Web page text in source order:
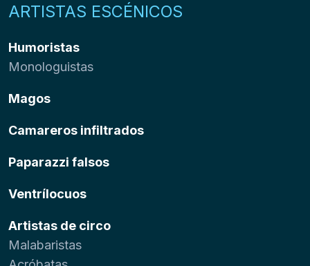
ARTISTAS ESCÉNICOS
Humoristas
Monologuistas
Magos
Camareros infiltrados
Paparazzi falsos
Ventrílocuos
Artistas de circo
Malabaristas